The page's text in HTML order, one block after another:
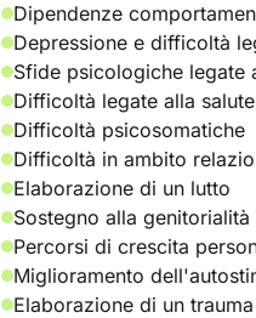
Dipendenze
Depressione e difficoltà
Sfide psicologiche legate
Difficoltà legate alla
Difficoltà psicosomatiche
Difficoltà in ambito
Elaborazione di un lutto
Sostegno alla genitorialità
Percorsi di crescita
Miglioramento
Elaborazione di un trauma